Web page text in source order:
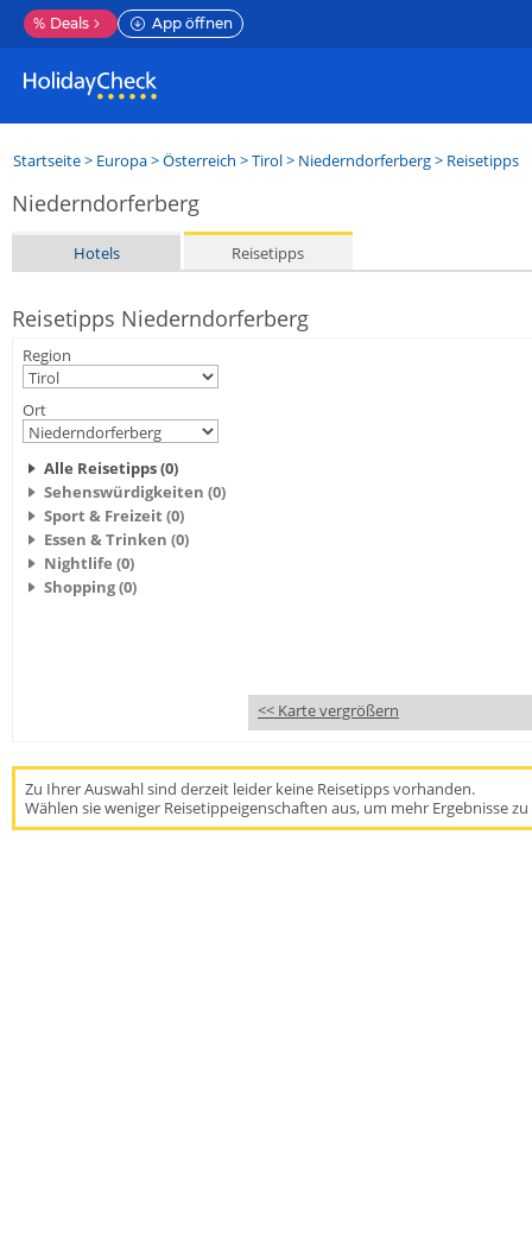
% Deals App öffnen
Startseite> Europa>Österreich >Tirol> Niederndorferberg> Reisetipps
Niederndorferberg
Hotels Reisetipps
Reisetipps Niederndorferberg
Region
Ort
Alle Reisetipps (0)
Sehenswürdigkeiten (0)
Sport & Freizeit (0)
Essen & Trinken (0)
Nightlife (0)
Shopping (0)
<< Karte vergrößern
Zu Ihrer Auswahl sind derzeit leider keine Reisetipps vorhanden.
Wählen sie weniger Reisetippeigenschaften aus, um mehr Ergebnisse